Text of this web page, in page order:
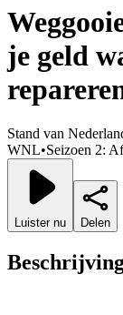
je geld
Stand van
WNL•Seizoen 2:
Luister nu Delen